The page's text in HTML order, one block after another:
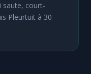
saute, court-
Pleurtuit à 30